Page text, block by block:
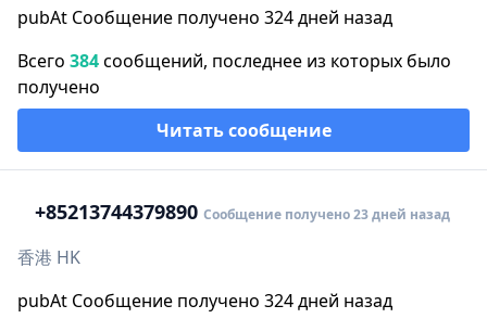
pubAt Сообщение получено 324 дней назад
Всего 384сообщений, последнее из которых было
получено
Читать сообщение
+85213744379890 Сообщение получено 23 дней назад
香港 HK
pubAt Сообщение получено 324 дней назад